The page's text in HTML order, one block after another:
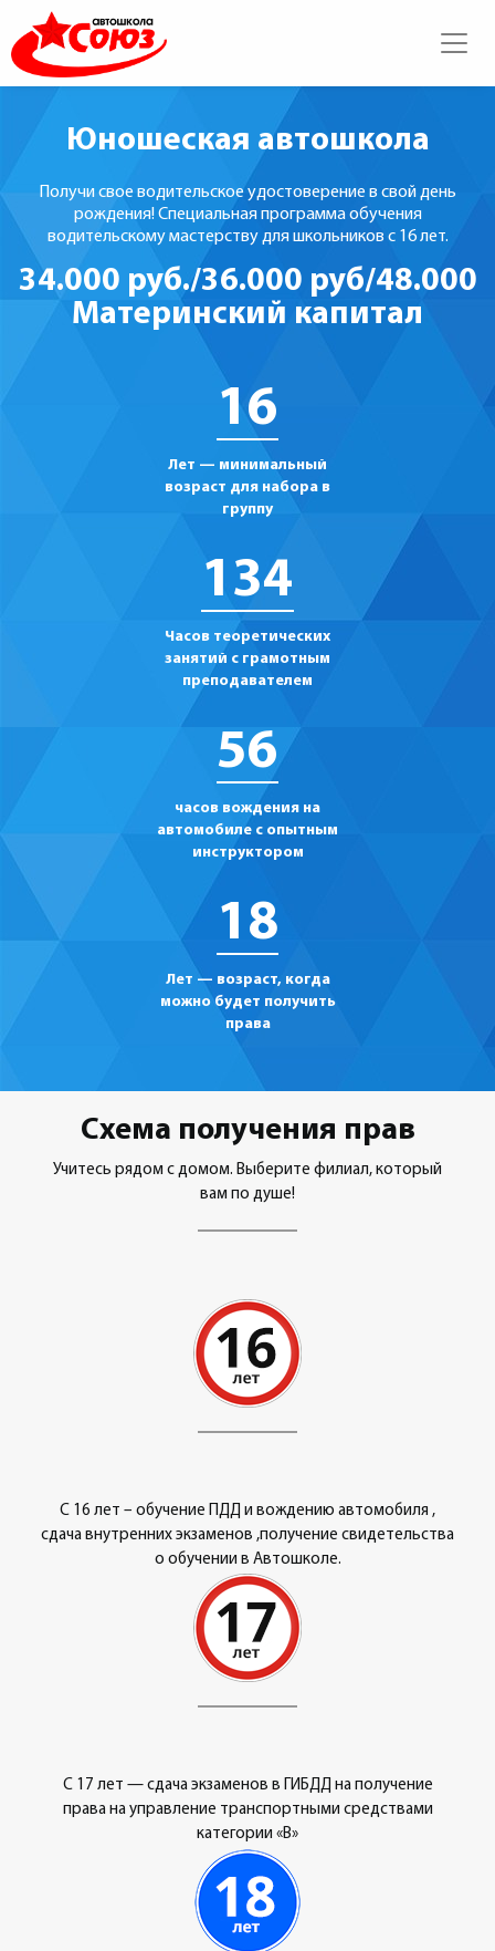
Юношеская автошкола
Получи свое водительское удостоверение в свой день
рождения! Специальная программа обучения
водительскому мастерству для школьников с 16 лет.
34.000 руб./36.000 руб/48.000
Материнский капитал
16
Лет — минимальный
возраст для набора в
группу
134
Часов теоретических
занятий с грамотным
преподавателем
56
часов вождения на
автомобиле с опытным
инструктором
18
Лет — возраст, когда
можно будет получить
права
Схема получения прав
Учитесь рядом с домом. Выберите филиал, который
вам по душе!
С 16 лет – обучение ПДД и вождению автомобиля ,
сдача внутренних экзаменов ,получение свидетельства
о обучении в Автошколе.
С 17 лет — сдача экзаменов в ГИБДД на получение
права на управление транспортными средствами
категории «В»